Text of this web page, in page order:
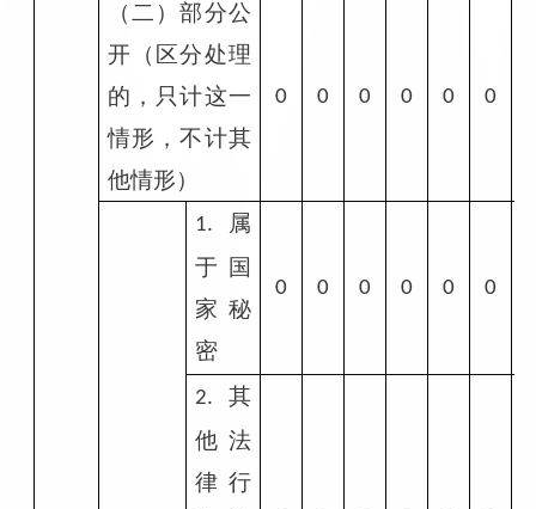
（二）部分公
开（区分处理
的，只计这一
情形，不计其
他情形）
0 0 0 0 0 0
1.
属
于国
家秘
密
0 0 0 0 0 0
2.
其
他法
律行